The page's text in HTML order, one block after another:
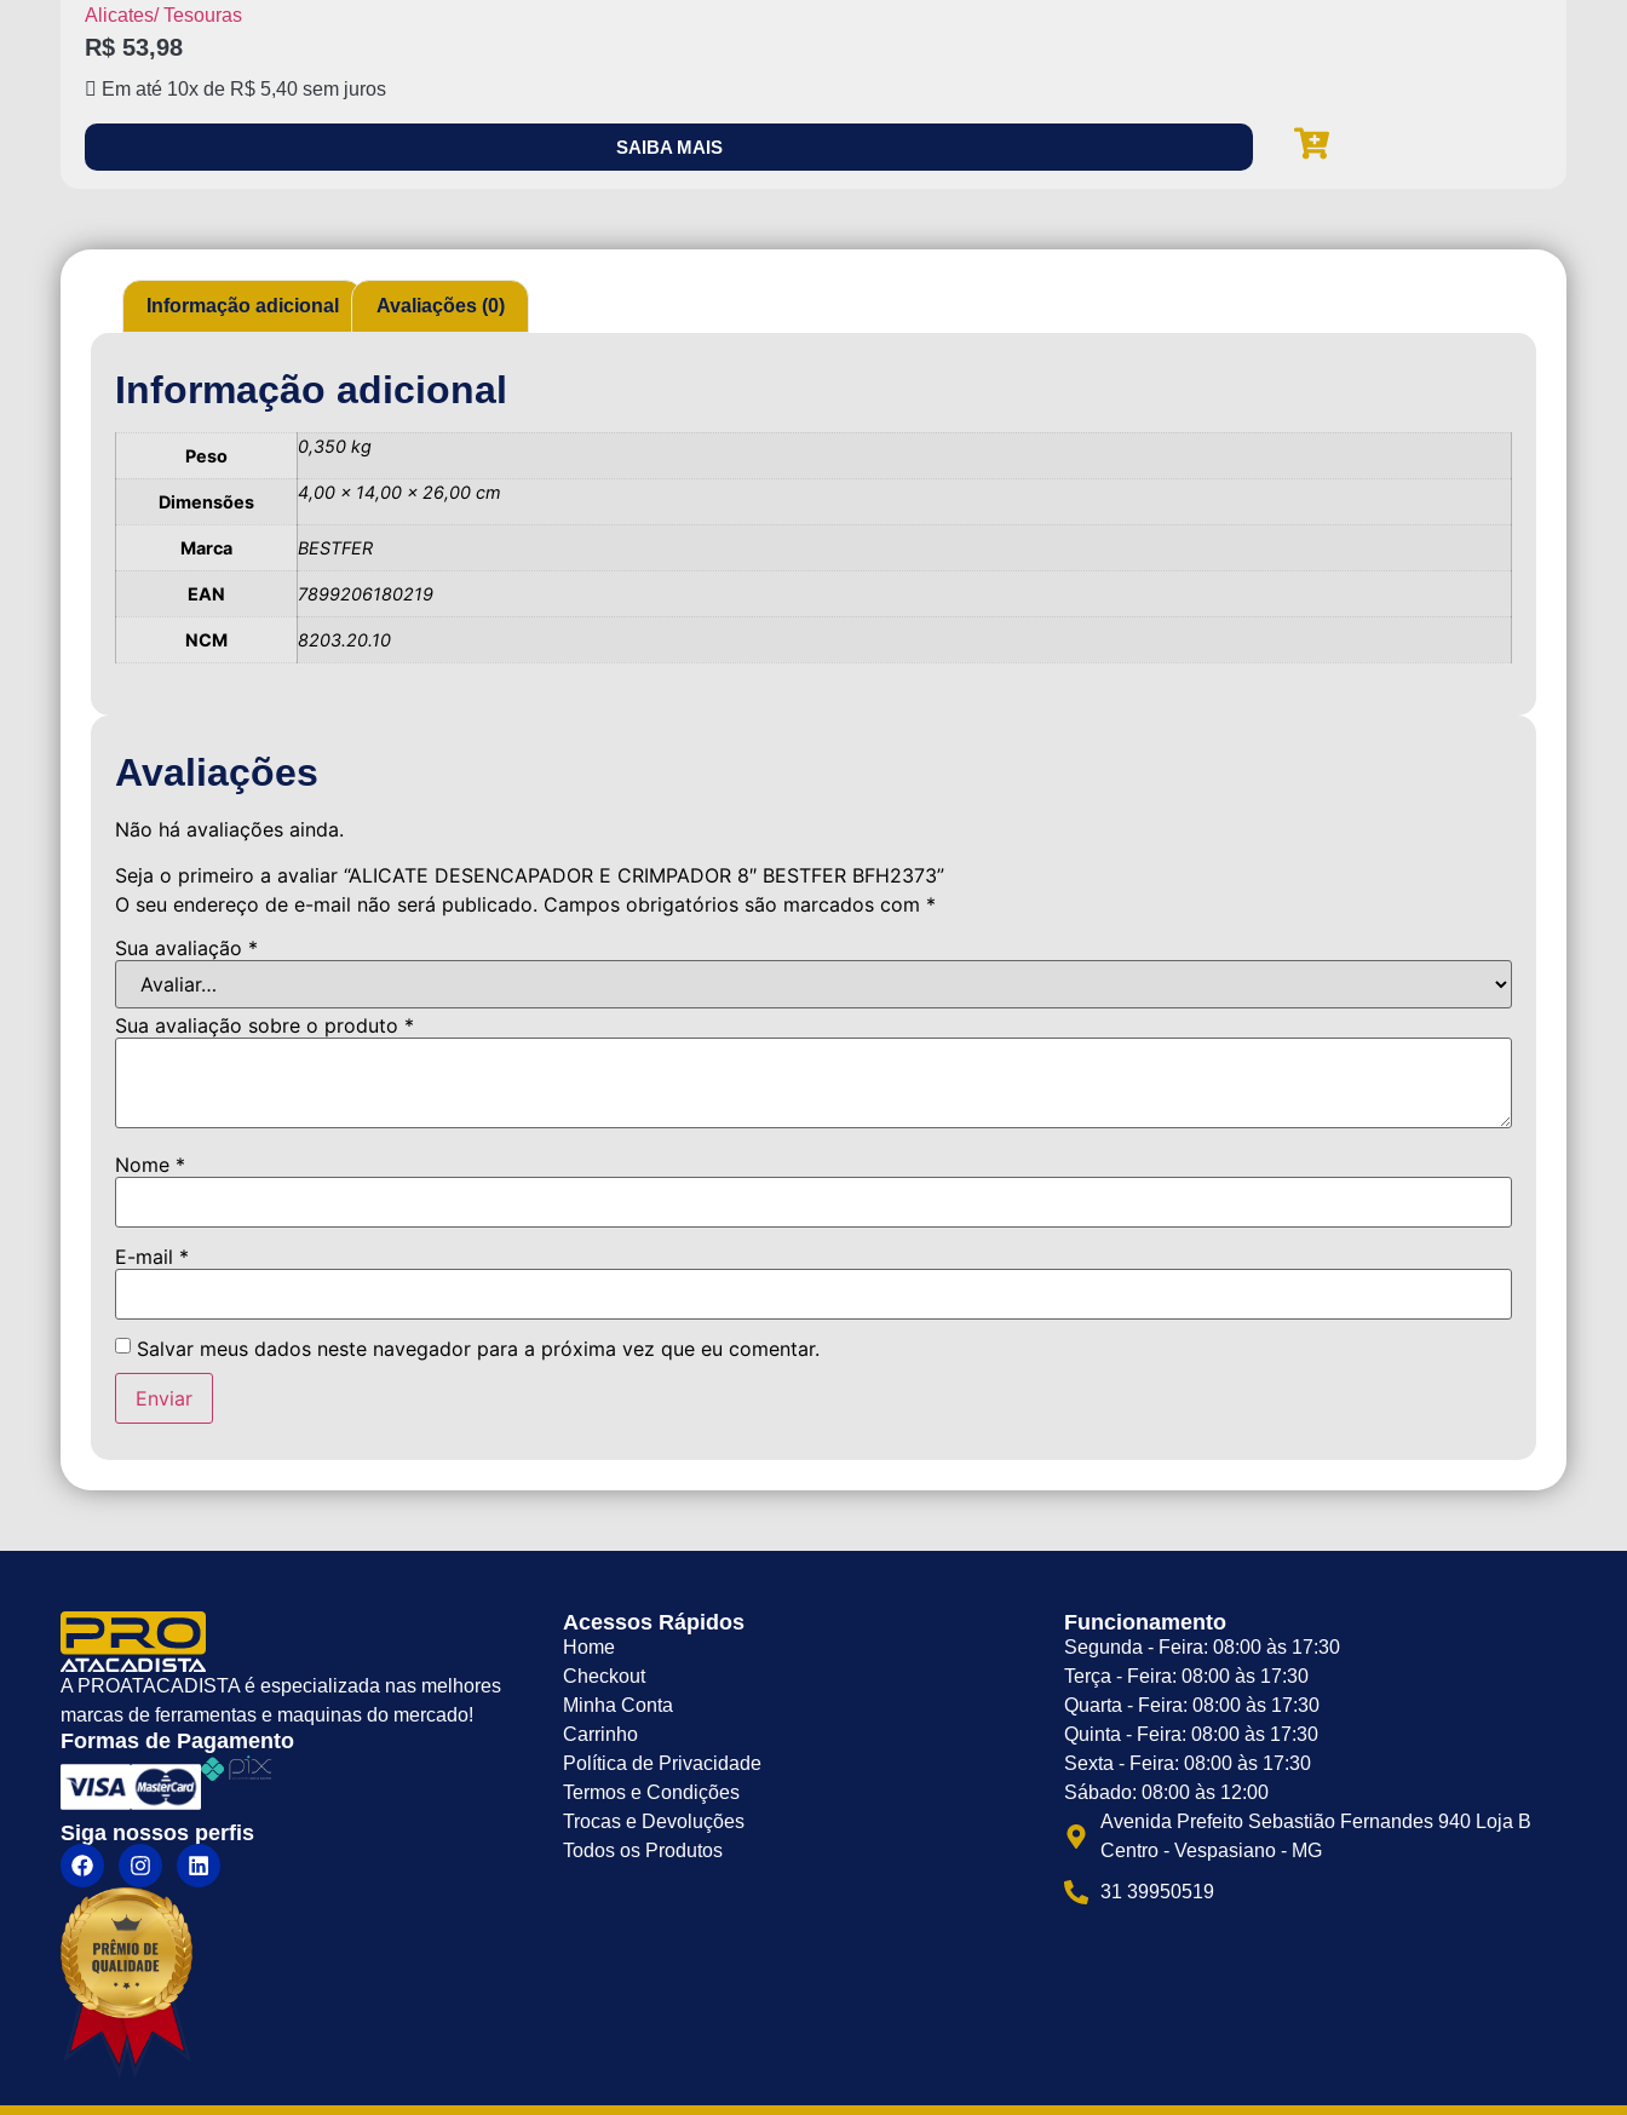
Alicates/ Tesouras
R$ 53,98
Em até 10x de R$ 5,40 sem juros
SAIBA MAIS
Informação adicional Avaliações (0)
Informação adicional
Peso 0,350 kg
Dimensões 4,00 × 14,00 × 26,00 cm
Marca BESTFER
EAN 7899206180219
NCM 8203.20.10
Avaliações
Não há avaliações ainda.
Seja o primeiro a avaliar “ALICATE DESENCAPADOR E CRIMPADOR 8″ BESTFER BFH2373”
O seu endereço de e-mail não será publicado. Campos obrigatórios são marcados com *
Sua avaliação *
Sua avaliação sobre o produto *
Nome *
E-mail *
Salvar meus dados neste navegador para a próxima vez que eu comentar.
A PROATACADISTA é especializada nas melhores
marcas de ferramentas e maquinas do mercado!
Formas de Pagamento
Siga nossos perfis
Acessos Rápidos
Home
Checkout
Minha Conta
Carrinho
Política de Privacidade
Termos e Condições
Trocas e Devoluções
Todos os Produtos
Funcionamento
Segunda - Feira: 08:00 às 17:30
Terça - Feira: 08:00 às 17:30
Quarta - Feira: 08:00 às 17:30
Quinta - Feira: 08:00 às 17:30
Sexta - Feira: 08:00 às 17:30
Sábado: 08:00 às 12:00
Avenida Prefeito Sebastião Fernandes 940 Loja B
Centro - Vespasiano - MG
31 39950519